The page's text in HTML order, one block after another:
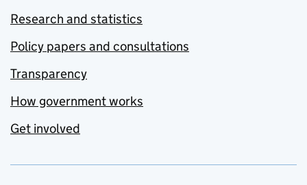
Research and statistics
Policy papers and consultations
Transparency
How government works
Get involved